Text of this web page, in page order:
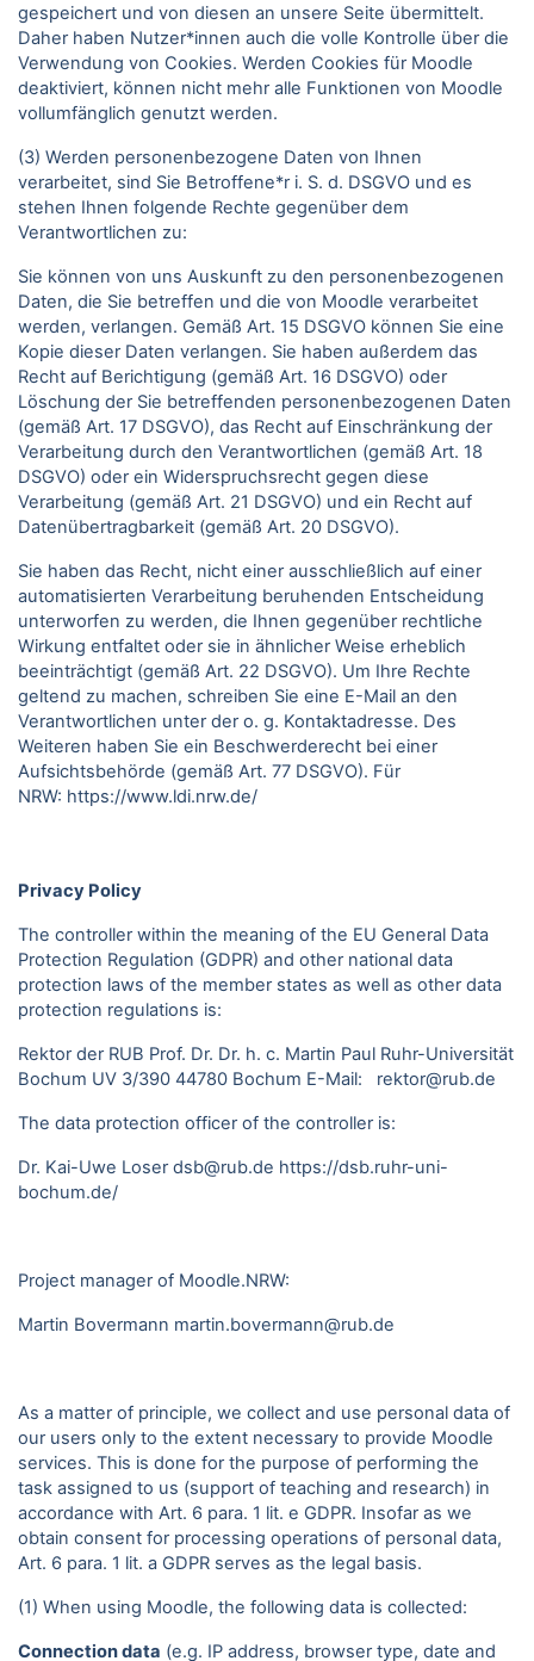
gespeichert und von diesen an unsere Seite übermittelt.
Daher haben Nutzer*innen auch die volle Kontrolle über die
Verwendung von Cookies. Werden Cookies für Moodle
deaktiviert, können nicht mehr alle Funktionen von Moodle
vollumfänglich genutzt werden.
(3) Werden personenbezogene Daten von Ihnen
verarbeitet, sind Sie Betroffene*r i. S. d. DSGVO und es
stehen Ihnen folgende Rechte gegenüber dem
Verantwortlichen zu:
Sie können von uns Auskunft zu den personenbezogenen
Daten, die Sie betreffen und die von Moodle verarbeitet
werden, verlangen. Gemäß Art. 15 DSGVO können Sie eine
Kopie dieser Daten verlangen. Sie haben außerdem das
Recht auf Berichtigung (gemäß Art. 16 DSGVO) oder
Löschung der Sie betreffenden personenbezogenen Daten
(gemäß Art. 17 DSGVO), das Recht auf Einschränkung der
Verarbeitung durch den Verantwortlichen (gemäß Art. 18
DSGVO) oder ein Widerspruchsrecht gegen diese
Verarbeitung (gemäß Art. 21 DSGVO) und ein Recht auf
Datenübertragbarkeit (gemäß Art. 20 DSGVO).
Sie haben das Recht, nicht einer ausschließlich auf einer
automatisierten Verarbeitung beruhenden Entscheidung
unterworfen zu werden, die Ihnen gegenüber rechtliche
Wirkung entfaltet oder sie in ähnlicher Weise erheblich
beeinträchtigt (gemäß Art. 22 DSGVO). Um Ihre Rechte
geltend zu machen, schreiben Sie eine E-Mail an den
Verantwortlichen unter der o. g. Kontaktadresse. Des
Weiteren haben Sie ein Beschwerderecht bei einer
Aufsichtsbehörde (gemäß Art. 77 DSGVO). Für
NRW: https://www.ldi.nrw.de/
Privacy Policy
The controller within the meaning of the EU General Data
Protection Regulation (GDPR) and other national data
protection laws of the member states as well as other data
protection regulations is:
Rektor der RUB Prof. Dr. Dr. h. c. Martin Paul Ruhr-Universität
Bochum UV 3/390 44780 Bochum E-Mail: rektor@rub.de
The data protection officer of the controller is:
Dr. Kai-Uwe Loser dsb@rub.de https://dsb.ruhr-uni-
bochum.de/
Project manager of Moodle.NRW:
Martin Bovermann martin.bovermann@rub.de
As a matter of principle, we collect and use personal data of
our users only to the extent necessary to provide Moodle
services. This is done for the purpose of performing the
task assigned to us (support of teaching and research) in
accordance with Art. 6 para. 1 lit. e GDPR. Insofar as we
obtain consent for processing operations of personal data,
Art. 6 para. 1 lit. a GDPR serves as the legal basis.
(1) When using Moodle, the following data is collected:
Connection data (e.g. IP address, browser type, date and